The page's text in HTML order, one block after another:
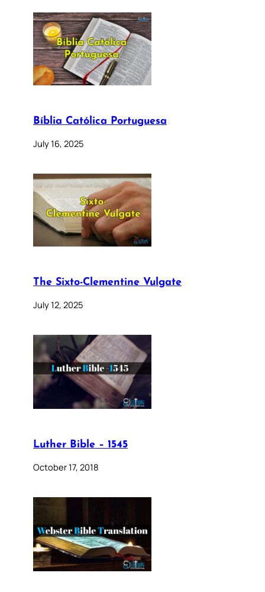
Bíblia Católica Portuguesa
July 16, 2025
The Sixto-Clementine Vulgate
July 12, 2025
Luther Bible – 1545
October 17, 2018